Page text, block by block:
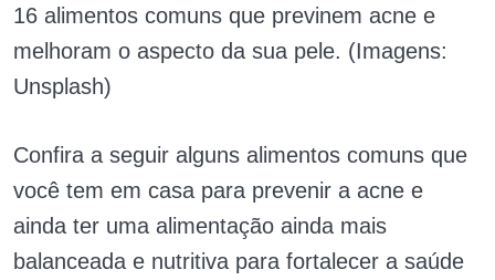
16 alimentos comuns que previnem acne e
melhoram o aspecto da sua pele. (Imagens:
Unsplash)
Confira a seguir alguns alimentos comuns que
você tem em casa para prevenir a acne e
ainda ter uma alimentação ainda mais
balanceada e nutritiva para fortalecer a saúde